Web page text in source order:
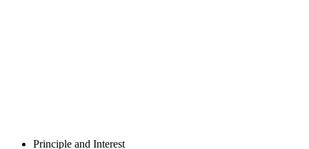
Principle and Interest